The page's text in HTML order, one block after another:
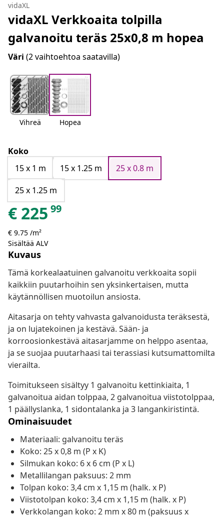
vidaXL
vidaXL Verkkoaita tolpilla
galvanoitu teräs 25x0,8 m hopea
Väri (2 vaihtoehtoa saatavilla)
Vihreä Hopea
Koko
15 x 1 m
15 x 1.25 m
25 x 0.8 m
25 x 1.25 m
€ 225 99
€ 9.75 /m²
Sisältää ALV
Kuvaus
Tämä korkealaatuinen galvanoitu verkkoaita sopii
kaikkiin puutarhoihin sen yksinkertaisen, mutta
käytännöllisen muotoilun ansiosta.
Aitasarja on tehty vahvasta galvanoidusta teräksestä,
ja on lujatekoinen ja kestävä. Sään- ja
korroosionkestävä aitasarjamme on helppo asentaa,
ja se suojaa puutarhaasi tai terassiasi kutsumattomilta
vierailta.
Toimitukseen sisältyy 1 galvanoitu kettinkiaita, 1
galvanoitua aidan tolppaa, 2 galvanoitua viistotolppaa,
1 päällyslanka, 1 sidontalanka ja 3 langankiristintä.
Ominaisuudet
Materiaali: galvanoitu teräs
Koko: 25 x 0,8 m (P x K)
Silmukan koko: 6 x 6 cm (P x L)
Metallilangan paksuus: 2 mm
Tolpan koko: 3,4 cm x 1,15 m (halk. x P)
Viistotolpan koko: 3,4 cm x 1,15 m (halk. x P)
Verkkolangan koko: 2 mm x 80 m (paksuus x